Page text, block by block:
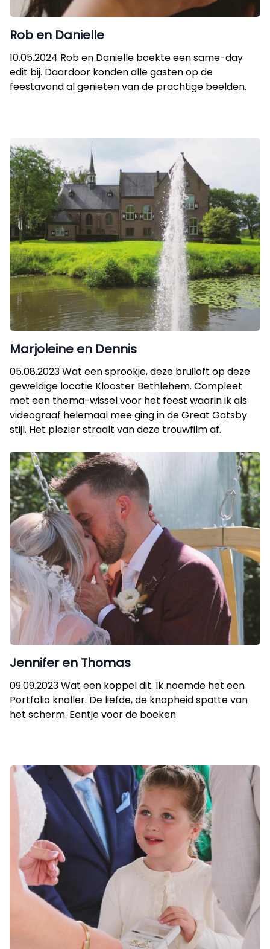
Rob en Danielle
10.05.2024 Rob en Danielle boekte een same-day
edit bij. Daardoor konden alle gasten op de
feestavond al genieten van de prachtige beelden.
Marjoleine en Dennis
05.08.2023 Wat een sprookje, deze bruiloft op deze
geweldige locatie Klooster Bethlehem. Compleet
met een thema-wissel voor het feest waarin ik als
videograaf helemaal mee ging in de Great Gatsby
stijl. Het plezier straalt van deze trouwfilm af.
Jennifer en Thomas
09.09.2023 Wat een koppel dit. Ik noemde het een
Portfolio knaller. De liefde, de knapheid spatte van
het scherm. Eentje voor de boeken